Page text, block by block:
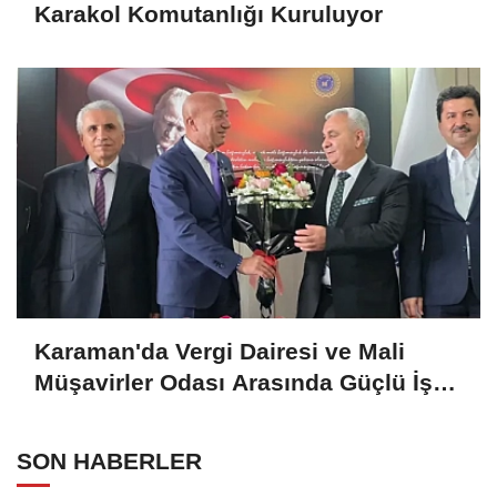
Karakol Komutanlığı Kuruluyor
Karaman'da Vergi Dairesi ve Mali
Müşavirler Odası Arasında Güçlü İş
SON HABERLER